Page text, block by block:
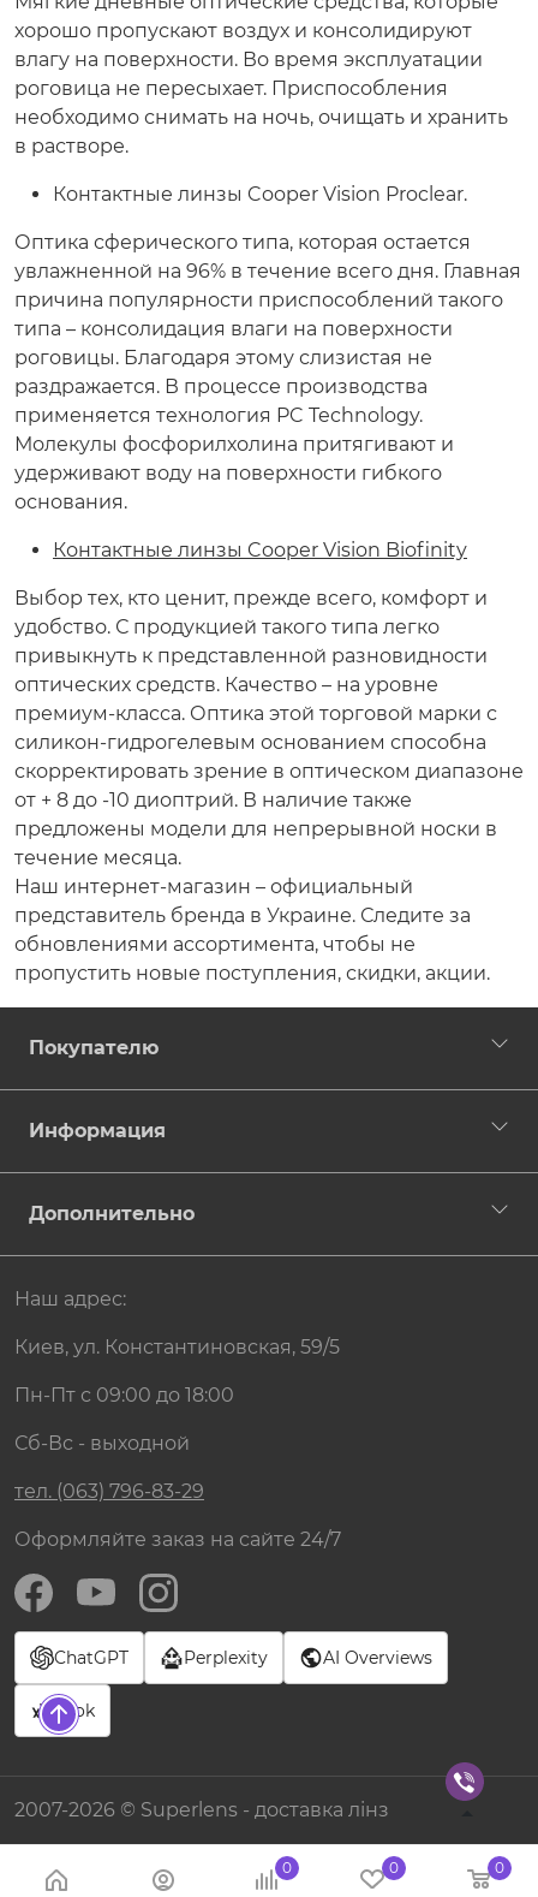
хорошо пропускают воздух и консолидируют
влагу на поверхности. Во время эксплуатации
роговица не пересыхает. Приспособления
необходимо снимать на ночь, очищать и хранить
в растворе.
Контактные линзы Cooper Vision Proclear.
Оптика сферического типа, которая остается
увлажненной на 96% в течение всего дня. Главная
причина популярности приспособлений такого
типа – консолидация влаги на поверхности
роговицы. Благодаря этому слизистая не
раздражается. В процессе производства
применяется технология PC Technology.
Молекулы фосфорилхолина притягивают и
удерживают воду на поверхности гибкого
основания.
Контактные линзы Cooper Vision Biofinity
Выбор тех, кто ценит, прежде всего, комфорт и
удобство. С продукцией такого типа легко
привыкнуть к представленной разновидности
оптических средств. Качество – на уровне
премиум-класса. Оптика этой торговой марки с
силикон-гидрогелевым основанием способна
скорректировать зрение в оптическом диапазоне
от + 8 до -10 диоптрий. В наличие также
предложены модели для непрерывной носки в
течение месяца.
Наш интернет-магазин – официальный
представитель бренда в Украине. Следите за
обновлениями ассортимента, чтобы не
пропустить новые поступления, скидки, акции.
Покупателю
Информация
Дополнительно
Наш адрес:
Киев, ул. Константиновская, 59/5
Пн-Пт с 09:00 до 18:00
Сб-Вс - выходной
тел. (063) 796-83-29
Оформляйте заказ на сайте 24/7
ChatGPT Perplexity AI Overviews
Grok
2007-2026 © Superlens - доставка лінз
0 0 0